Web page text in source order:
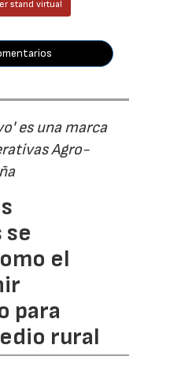
stand virtual
es una marca
Agro-
el
para
rural